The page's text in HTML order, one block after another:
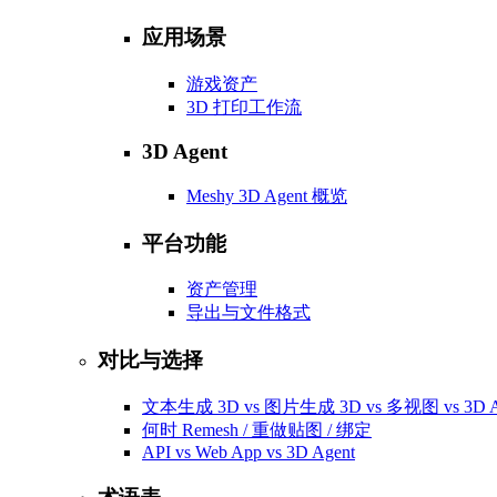
应用场景
游戏资产
3D 打印工作流
3D Agent
Meshy 3D Agent 概览
平台功能
资产管理
导出与文件格式
对比与选择
文本生成 3D vs 图片生成 3D vs 多视图 vs 3D
何时 Remesh / 重做贴图 / 绑定
API vs Web App vs 3D Agent